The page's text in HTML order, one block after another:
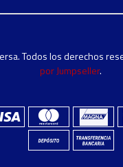
Todos los derechos
por Jumpseller.